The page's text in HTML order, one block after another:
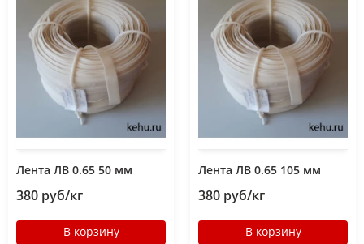
Лента ЛВ 0.65 50 мм
380 руб/кг
В корзину
Лента ЛВ 0.65 105 мм
380 руб/кг
В корзину